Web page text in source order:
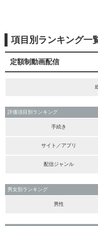
項目別ランキング一
定額制動画配信
評価項目別ランキング
手続き
サイト／アプリ
配信ジャンル
男女別ランキング
男性